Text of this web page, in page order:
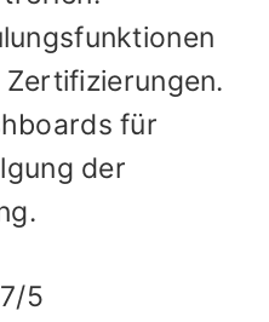
für
der
5